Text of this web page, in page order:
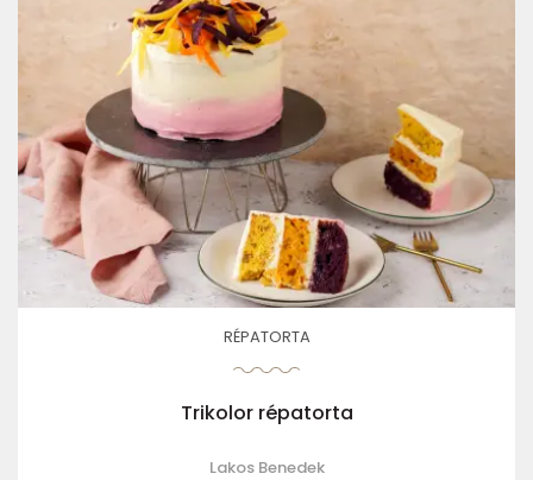
RÉPATORTA
Trikolor répatorta
Lakos Benedek